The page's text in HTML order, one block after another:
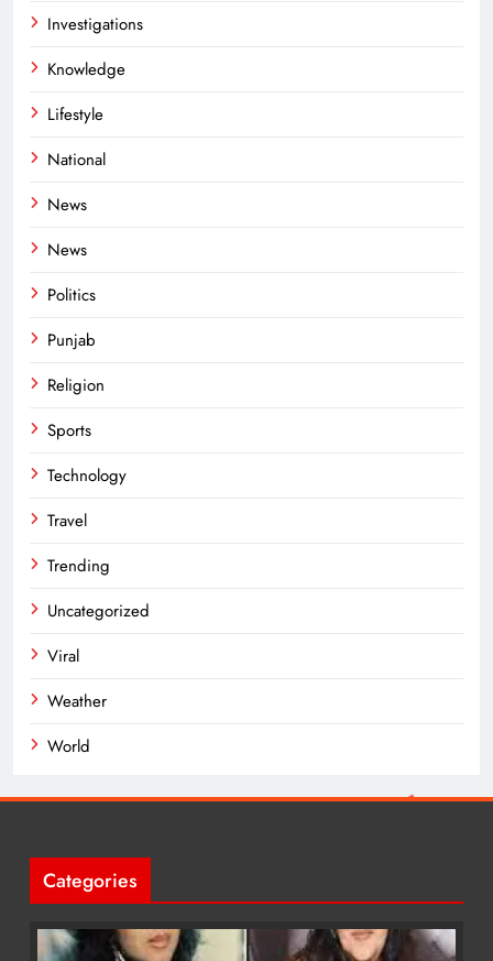
Investigations
Knowledge
Lifestyle
National
News
News
Politics
Punjab
Religion
Sports
Technology
Travel
Trending
Uncategorized
Viral
Weather
World
Categories